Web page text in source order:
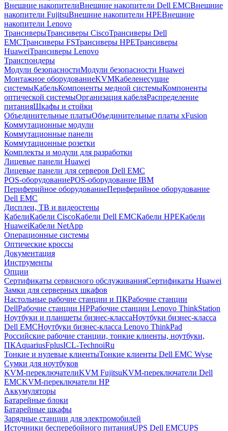
Внешние накопителиВнешние накопители Dell EMCВнешние
накопители FujitsuВнешние накопители HPEВнешние
накопители Lenovo
ТрансиверыТрансиверы CiscoТрансиверы Dell
EMCТрансиверы FSТрансиверы HPEТрансиверы
HuaweiТрансиверы Lenovo
Транспондеры
Модули безопасностиМодули безопасности Huawei
Монтажное оборудованиеKVMКабеленесущие
системыКабельКомпоненты медной системыКомпоненты
оптической системыОрганизация кабеляРаспределение
питанияШкафы и стойки
Объединительные платыОбъединительные платы xFusion
Коммутационные модули
Коммутационные панели
Коммутационные розетки
Комплекты и модули для разработки
Лицевые панели Huawei
Лицевые панели для серверов Dell EMC
POS-оборудованиеPOS-оборудование IBM
Периферийное оборудованиеПериферийное оборудование
Dell EMC
Дисплеи, ТВ и видеостены
КабелиКабели CiscoКабели Dell EMCКабели HPEКабели
HuaweiКабели NetApp
Операционные системы
Оптические кроссы
Документация
Инструменты
Опции
Сертификаты сервисного обслуживанияСертификаты Huawei
Замки для серверных шкафов
Настольные рабочие станции и ПКРабочие станции
DellРабочие станции HPРабочие станции Lenovo ThinkStation
Ноутбуки и планшеты бизнес-классаНоутбуки бизнес-класса
Dell EMCНоутбуки бизнес-класса Lenovo ThinkPad
Российские рабочие станции, тонкие клиенты, ноутбуки,
ПКAquariusFplusICL-TechnoiRu
Тонкие и нулевые клиентыТонкие клиенты Dell EMC Wyse
Сумки для ноутбуков
KVM-переключателиKVM FujitsuKVM-переключатели Dell
EMCKVM-переключатели HP
Аккумуляторы
Батарейные блоки
Батарейные шкафы
Зарядные станции для электромобилей
Источники бесперебойного питанияUPS Dell EMCUPS